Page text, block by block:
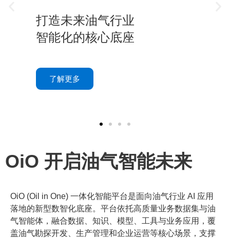
平台
构建资源共享与高
效协作的一体化路
径
OiO 开启油气智能未来
OiO (Oil in One) 一体化智能平台是面向油气行业 AI 应用
落地的新型数智化底座。平台依托高质量业务数据集与油
气智能体，融合数据、知识、模型、工具与业务应用，覆
盖油气勘探开发、生产管理和企业运营等核心场景，支撑